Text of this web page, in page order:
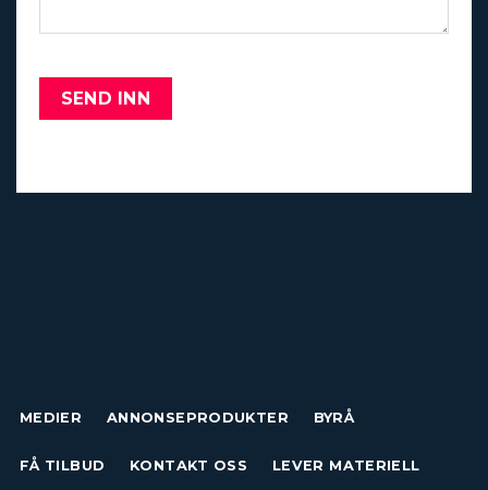
MEDIER ANNONSEPRODUKTER BYRÅ
FÅ TILBUD KONTAKT OSS LEVER MATERIELL